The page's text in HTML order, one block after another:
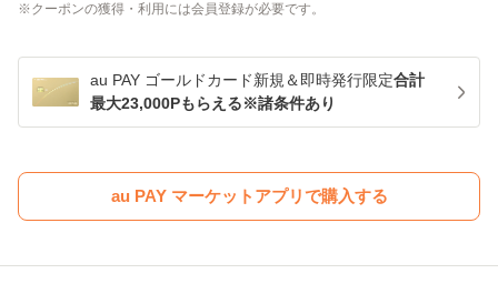
クーポンの獲得・利用には会員登録が必要です。
au PAY ゴールドカード新規＆即時発行限定合計
最大23,000Pもらえる※諸条件あり
au PAY マーケットアプリで購入する